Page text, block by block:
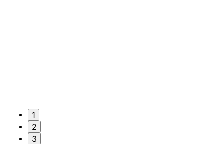
1
2
3